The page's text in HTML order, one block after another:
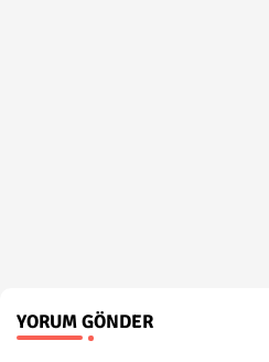
YORUM GÖNDER